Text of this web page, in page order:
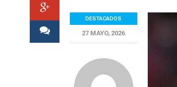
DESTACADOS
27 MAYO, 2026